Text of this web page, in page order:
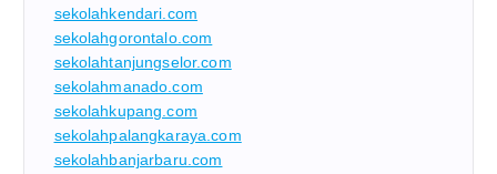
sekolahkendari.com
sekolahgorontalo.com
sekolahtanjungselor.com
sekolahmanado.com
sekolahkupang.com
sekolahpalangkaraya.com
sekolahbanjarbaru.com